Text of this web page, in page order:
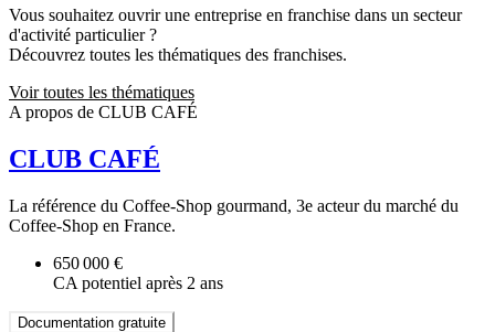
Vous souhaitez ouvrir une entreprise en franchise dans un secteur
d'activité particulier ?
Découvrez toutes les thématiques des franchises.
Voir toutes les thématiques
A propos de CLUB CAFÉ
CLUB CAFÉ
La référence du Coffee-Shop gourmand, 3e acteur du marché du
Coffee-Shop en France.
650 000 €
CA potentiel après 2 ans
Documentation gratuite